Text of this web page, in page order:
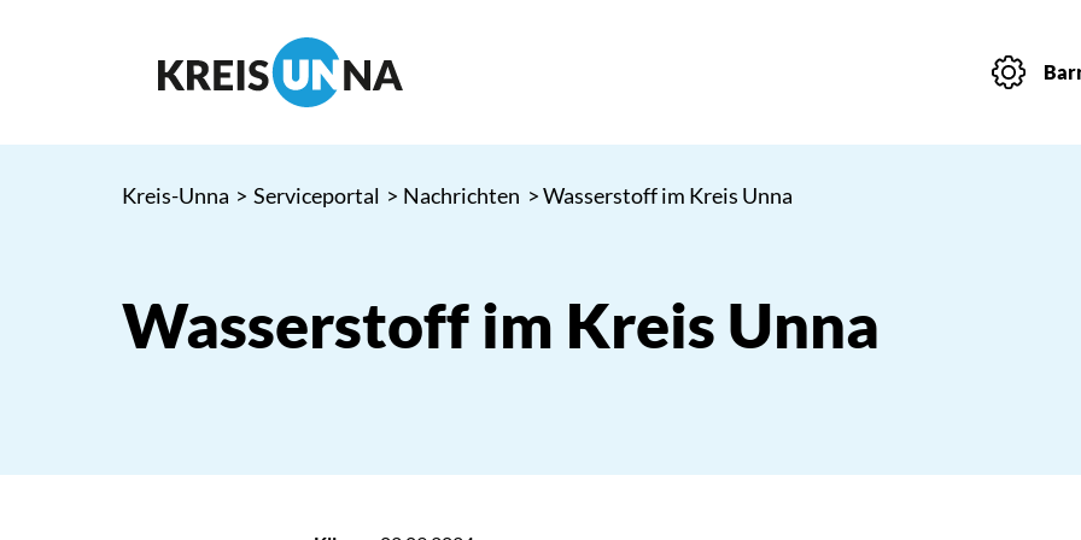
Kreis-Unna > Serviceportal > Nachrichten > Wasserstoff im Kreis Unna
Wasserstoff im Kreis Unna